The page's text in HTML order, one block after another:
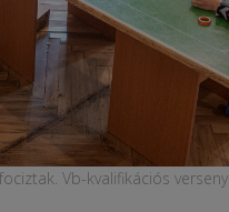
Vb-kvalifikációs verseny